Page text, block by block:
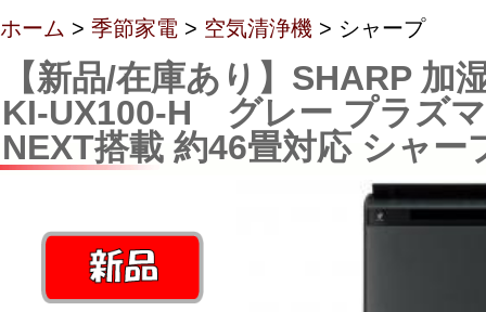
ホーム > 季節家電 > 空気清浄機 > シャープ
【新品/在庫あり】SHARP 加
KI-UX100-H グレー プラズ
NEXT搭載 約46畳対応 シャー